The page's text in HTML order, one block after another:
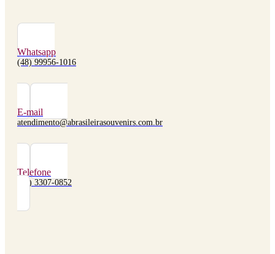
Whatsapp
(48) 99956-1016
E-mail
atendimento@abrasileirasouvenirs.com.br
Telefone
(48) 3307-0852